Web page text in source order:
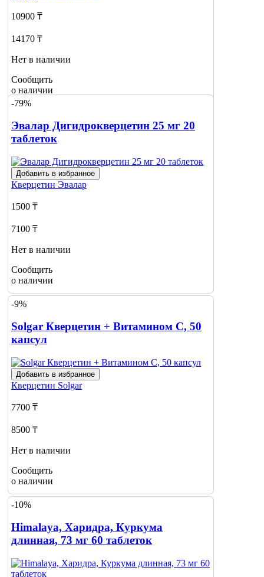
10900 ₸
14170 ₸
Нет в наличии
Сообщить
о наличии
1
-79%
Эвалар Дигидрокверцетин 25 мг 20
таблеток
Добавить в избранное
Кверцетин Эвалар
1500 ₸
7100 ₸
Нет в наличии
Сообщить
о наличии
-9%
Solgar Кверцетин + Витамином С, 50
капсул
Добавить в избранное
Кверцетин Solgar
7700 ₸
8500 ₸
Нет в наличии
Сообщить
о наличии
-10%
Himalaya, Харидра, Куркума
длинная, 73 мг 60 таблеток